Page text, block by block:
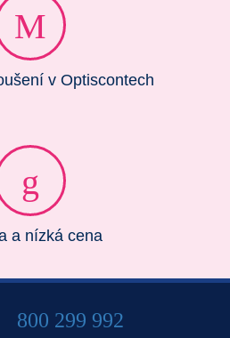
v Optiscontech
a nízká cena
800 299 992